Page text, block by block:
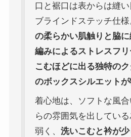
口と裾口は表からは縫
ブラインドステッチ仕様
の柔らかい肌触りと脇
編みによるストレスフ
こむほどに出る独特の
のボックスシルエット
着心地は、ソフトな風
らの雰囲気を出してい
弱く、 洗いこむと衿が